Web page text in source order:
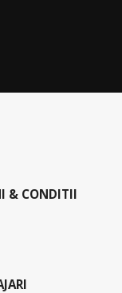
& CONDITII